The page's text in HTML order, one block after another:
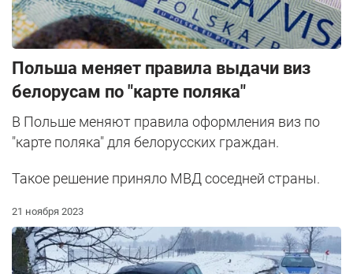
Польша меняет правила выдачи виз
белорусам по "карте поляка"
В Польше меняют правила оформления виз по
"карте поляка" для белорусских граждан.
Такое решение приняло МВД соседней страны.
21 ноября 2023